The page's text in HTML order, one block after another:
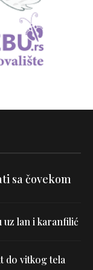
sa čovekom
uz lan i karanfilić
do vitkog tela